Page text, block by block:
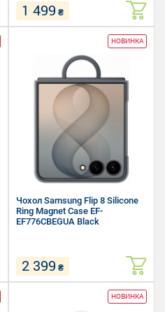
1 499 ₴
Сумісність: Samsung Flip 8
Матеріал: Полікарбонат,
Термополіуретан
Форм-фактор: Накладка
Чохол Samsung Flip 8 Silicone
Ring Magnet Case EF-
EF776CBEGUA Black
2 399 ₴
НОВИНКА
Сумісність: Samsung Flip 8НОВИНКА